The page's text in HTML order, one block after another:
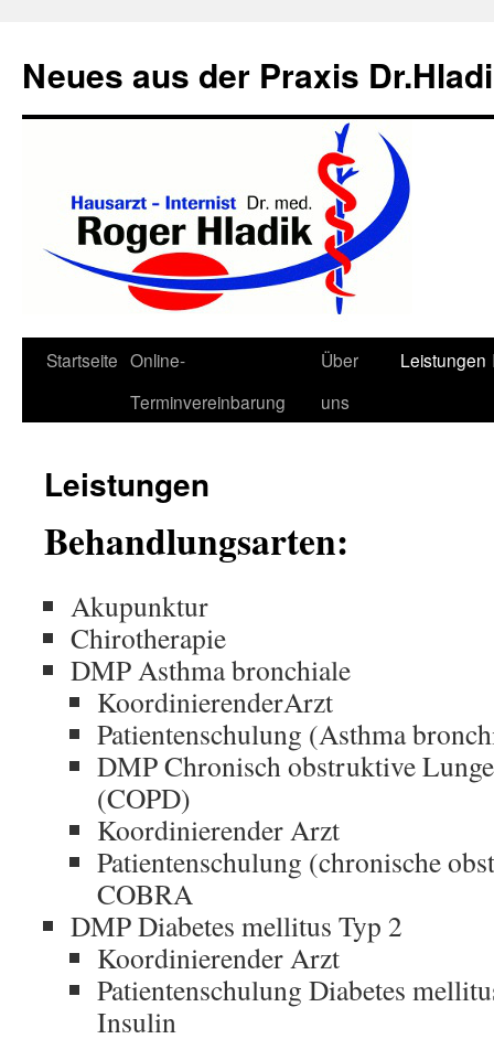
Neues aus der Praxis
Zum
Startseite Online-
Terminvereinbarung
Über
uns
Leistungen
Leistungen
Behandlungsarten:
Akupunktur
Chirotherapie
DMP Asthma bronchiale
KoordinierenderArzt
Patientenschulung (Asthma
DMP Chronisch obstruktive
(COPD)
Koordinierender Arzt
Patientenschulung (chronische
COBRA
DMP Diabetes mellitus Typ 2
Koordinierender Arzt
Patientenschulung Diabetes
Insulin